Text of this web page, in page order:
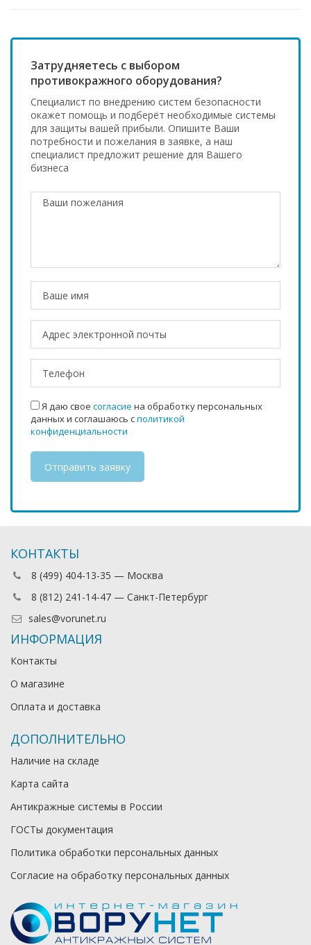
Затрудняетесь с выбором
противокражного оборудования?
Специалист по внедрению систем безопасности
окажет помощь и подберёт необходимые системы
для защиты вашей прибыли. Опишите Ваши
потребности и пожелания в заявке, а наш
специалист предложит решение для Вашего
бизнеса
Я даю свое согласие на обработку персональных
данных и соглашаюсь сполитикой
конфиденциальности
КОНТАКТЫ
8 (499) 404-13-35 — Москва
8 (812) 241-14-47 — Санкт-Петербург
sales@vorunet.ru
ИНФОРМАЦИЯ
Контакты
О магазине
Оплата и доставка
ДОПОЛНИТЕЛЬНО
Наличие на складе
Карта сайта
Антикражные системы в России
ГОСТы документация
Политика обработки персональных данных
Согласие на обработку персональных данных